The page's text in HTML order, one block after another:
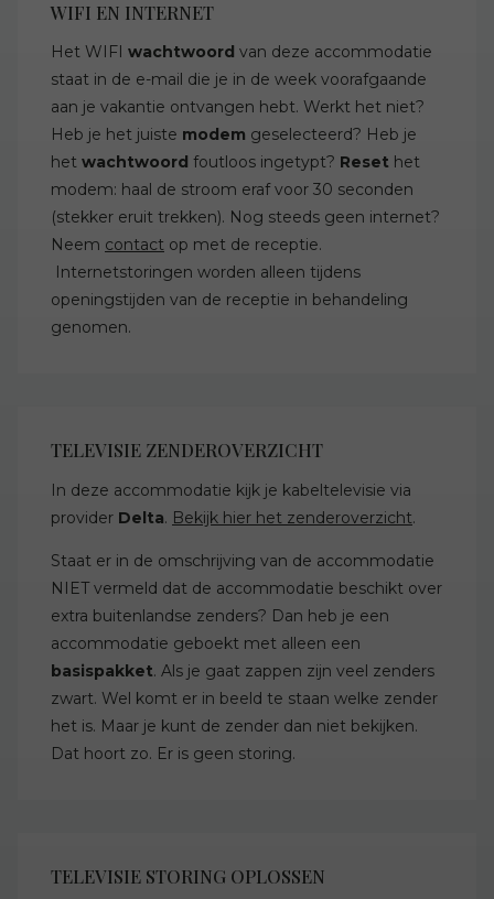
WIFI EN INTERNET
Het WIFI wachtwoord van deze accommodatie
staat in de e-mail die je in de week voorafgaande
aan je vakantie ontvangen hebt. Werkt het niet?
Heb je het juiste modem geselecteerd? Heb je
het wachtwoord foutloos ingetypt? Reset het
modem: haal de stroom eraf voor 30 seconden
(stekker eruit trekken). Nog steeds geen internet?
Neem contact op met de receptie.
Internetstoringen worden alleen tijdens
openingstijden van de receptie in behandeling
genomen.
TELEVISIE ZENDEROVERZICHT
In deze accommodatie kijk je kabeltelevisie via
provider Delta. Bekijk hier het zenderoverzicht.
Staat er in de omschrijving van de accommodatie
NIET vermeld dat de accommodatie beschikt over
extra buitenlandse zenders? Dan heb je een
accommodatie geboekt met alleen een
basispakket. Als je gaat zappen zijn veel zenders
zwart. Wel komt er in beeld te staan welke zender
het is. Maar je kunt de zender dan niet bekijken.
Dat hoort zo. Er is geen storing.
TELEVISIE STORING OPLOSSEN